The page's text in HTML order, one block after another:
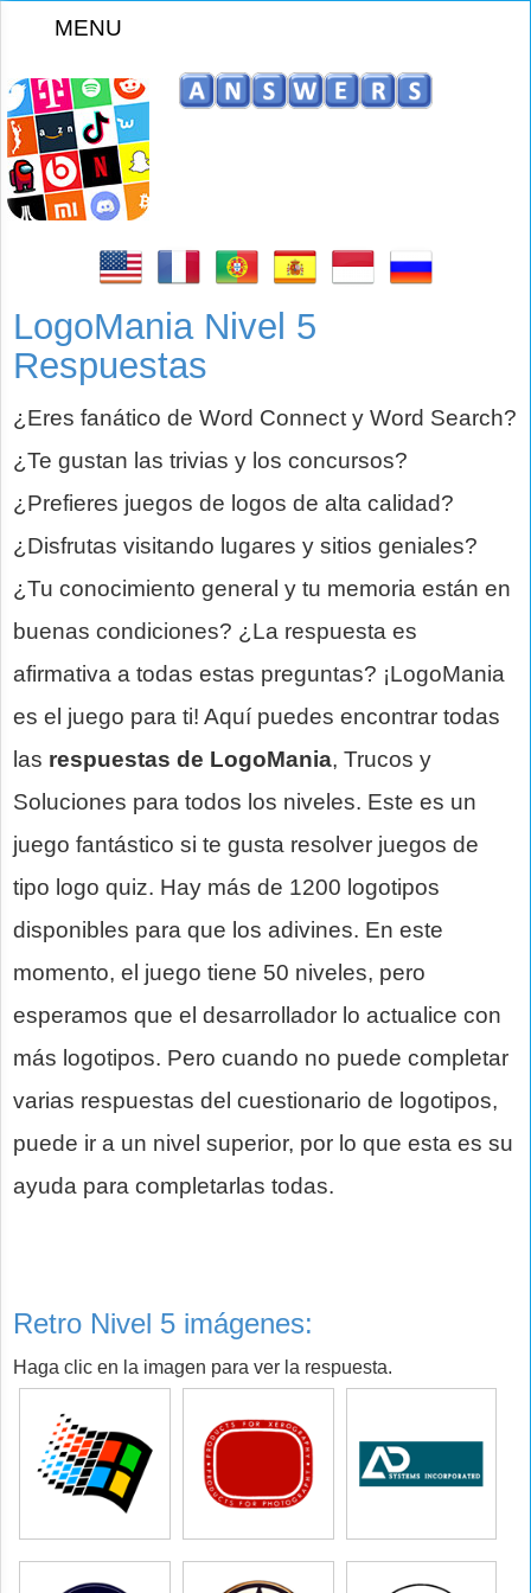
MENU
LogoMania Nivel 5
Respuestas
¿Eres fanático de Word Connect y Word Search?
¿Te gustan las trivias y los concursos?
¿Prefieres juegos de logos de alta calidad?
¿Disfrutas visitando lugares y sitios geniales?
¿Tu conocimiento general y tu memoria están en
buenas condiciones? ¿La respuesta es
afirmativa a todas estas preguntas? ¡LogoMania
es el juego para ti! Aquí puedes encontrar todas
las respuestas de LogoMania, Trucos y
Soluciones para todos los niveles. Este es un
juego fantástico si te gusta resolver juegos de
tipo logo quiz. Hay más de 1200 logotipos
disponibles para que los adivines. En este
momento, el juego tiene 50 niveles, pero
esperamos que el desarrollador lo actualice con
más logotipos. Pero cuando no puede completar
varias respuestas del cuestionario de logotipos,
puede ir a un nivel superior, por lo que esta es su
ayuda para completarlas todas.
Retro Nivel 5 imágenes:
Haga clic en la imagen para ver la respuesta.